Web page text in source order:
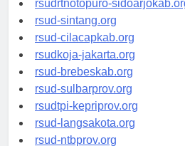
rsudrtnotopuro-sidoarjokab.org
rsud-sintang.org
rsud-cilacapkab.org
rsudkoja-jakarta.org
rsud-brebeskab.org
rsud-sulbarprov.org
rsudtpi-kepriprov.org
rsud-langsakota.org